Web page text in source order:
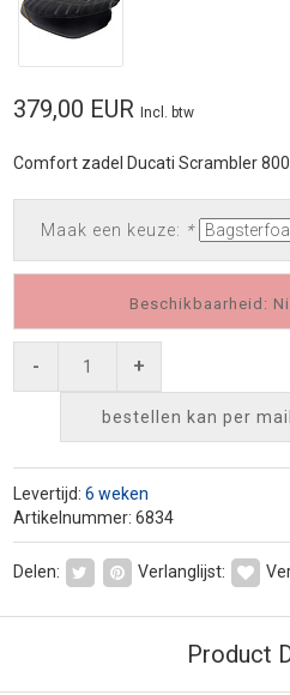
379,00 EUR Incl. btw
Comfort zadel Ducati Scrambler 800
Maak een keuze: *
Beschikbaarheid:
- +
bestellen kan per mail
Levertijd: 6 weken
Artikelnummer: 6834
Delen: Verlanglijst:
Product